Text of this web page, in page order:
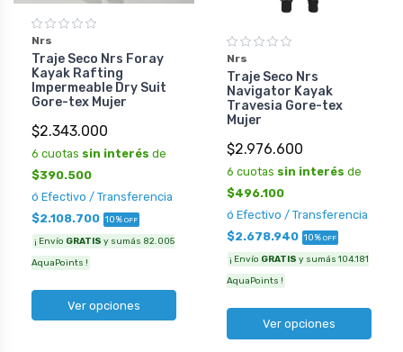
Nrs
Traje Seco Nrs Foray
Kayak Rafting
Impermeable Dry Suit
Gore-tex Mujer
$2.343.000
6 cuotas sin interés de
$390.500
ó Efectivo / Transferencia
$2.108.700 10% OFF
¡ Envío GRATIS y sumás 82.005
AquaPoints !
Ver opciones
Nrs
Traje Seco Nrs
Navigator Kayak
Travesia Gore-tex
Mujer
$2.976.600
6 cuotas sin interés de
$496.100
ó Efectivo / Transferencia
$2.678.940 10% OFF
¡ Envío GRATIS y sumás 104.181
AquaPoints !
Ver opciones